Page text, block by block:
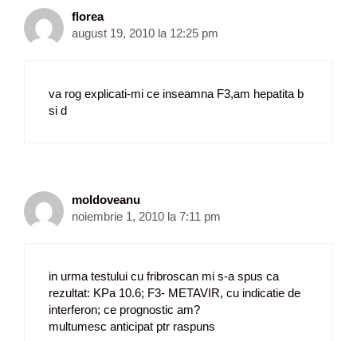
florea
august 19, 2010 la 12:25 pm
va rog explicati-mi ce inseamna F3,am hepatita b
si d
moldoveanu
noiembrie 1, 2010 la 7:11 pm
in urma testului cu fribroscan mi s-a spus ca
rezultat: KPa 10.6; F3- METAVIR, cu indicatie de
interferon; ce prognostic am?
multumesc anticipat ptr raspuns